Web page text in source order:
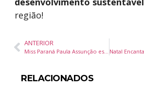
região!
ANTERIOR
Miss Paraná Paula Assunção está em confinamento e é uma das favoritas ao título de Miss Brasil 2025!
RELACIONADOS